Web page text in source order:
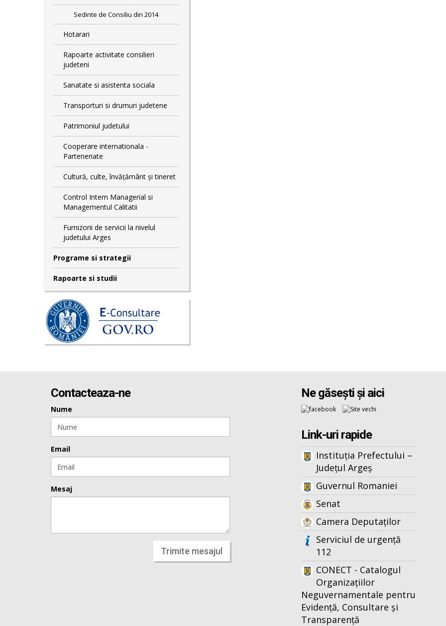
Sedinte de Consiliu din 2014
Hotarari
Rapoarte activitate consilieri
judeteni
Sanatate si asistenta sociala
Transporturi si drumuri judetene
Patrimoniul judetului
Cooperare internationala -
Parteneriate
Cultură, culte, învățământ și tineret
Control Intern Managerial si
Managementul Calitatii
Furnizorii de servicii la nivelul
judetului Arges
Programe si strategii
Rapoarte si studii
Contacteaza-ne
Nume
Email
Mesaj
Trimite mesajul
Ne găsești și aici
Link-uri rapide
Instituția Prefectului –
Județul Argeș
Guvernul Romaniei
Senat
Camera Deputaților
Serviciul de urgență
112
CONECT - Catalogul
Organizațiilor
Neguvernamentale pentru
Evidență, Consultare și
Transparență